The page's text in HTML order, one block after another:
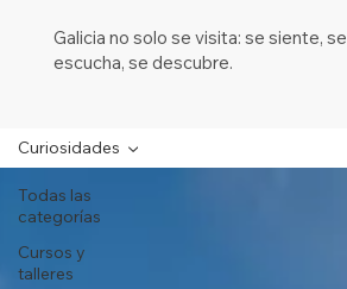
Galicia no solo se visita: se siente, se
escucha, se descubre.
Todas las
categorías
Cursos y
talleres
Curiosidades